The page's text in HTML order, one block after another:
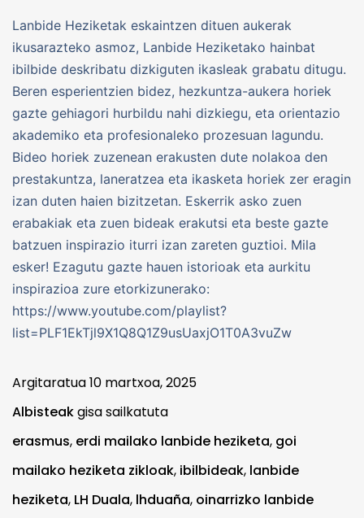
Lanbide Heziketak eskaintzen dituen aukerak
ikusarazteko asmoz, Lanbide Heziketako hainbat
ibilbide deskribatu dizkiguten ikasleak grabatu ditugu.
Beren esperientzien bidez, hezkuntza-aukera horiek
gazte gehiagori hurbildu nahi dizkiegu, eta orientazio
akademiko eta profesionaleko prozesuan lagundu.
Bideo horiek zuzenean erakusten dute nolakoa den
prestakuntza, laneratzea eta ikasketa horiek zer eragin
izan duten haien bizitzetan. Eskerrik asko zuen
erabakiak eta zuen bideak erakutsi eta beste gazte
batzuen inspirazio iturri izan zareten guztioi. Mila
esker! Ezagutu gazte hauen istorioak eta aurkitu
inspirazioa zure etorkizunerako:
https://www.youtube.com/playlist?
list=PLF1EkTjl9X1Q8Q1Z9usUaxjO1T0A3vuZw
Argitaratua10 martxoa, 2025
Albisteakgisa sailkatuta
erasmus, erdi mailako lanbide heziketa, goi
mailako heziketa zikloak, ibilbideak, lanbide
heziketa, LH Duala, lhduaña, oinarrizko lanbide